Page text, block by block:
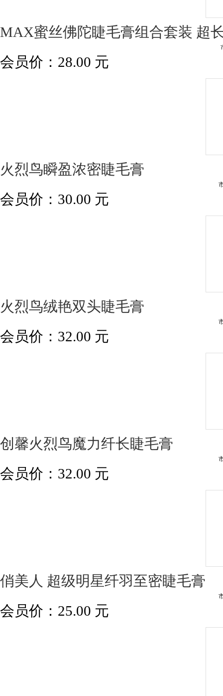
MAX蜜丝佛陀睫毛膏组合套装 超
会员价： 28.00 元
火烈鸟瞬盈浓密睫毛膏
会员价： 30.00 元
火烈鸟绒艳双头睫毛膏
会员价： 32.00 元
创馨火烈鸟魔力纤长睫毛膏
会员价： 32.00 元
俏美人 超级明星纤羽至密睫毛膏
会员价： 25.00 元